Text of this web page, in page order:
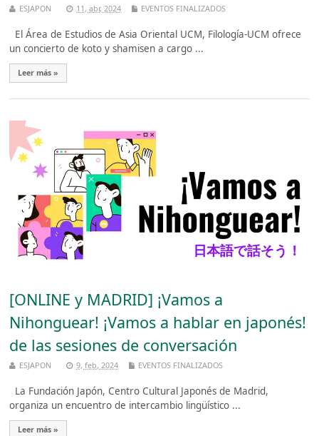
ESJAPON 11, abr, 2024 EVENTOS FINALIZADOS
El Área de Estudios de Asia Oriental UCM, Filología-UCM ofrece
un concierto de koto y shamisen a cargo ...
Leer más »
[ONLINE y MADRID] ¡Vamos a
Nihonguear! ¡Vamos a hablar en japonés!
de las sesiones de conversación
ESJAPON 9, feb, 2024 EVENTOS FINALIZADOS
La Fundación Japón, Centro Cultural Japonés de Madrid,
organiza un encuentro de intercambio lingüístico ...
Leer más »